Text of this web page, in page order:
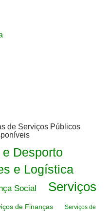
de Serviços Públicos
Desporto
e Logística
Social
Serviços
de Finanças Serviços de